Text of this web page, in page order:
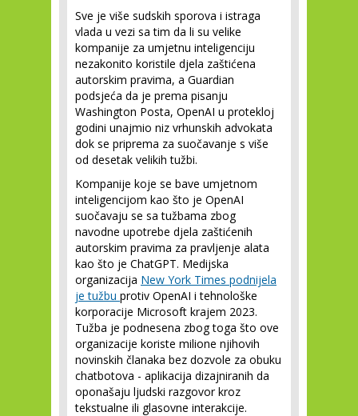
Sve je više sudskih sporova i istraga
vlada u vezi sa tim da li su velike
kompanije za umjetnu inteligenciju
nezakonito koristile djela zaštićena
autorskim pravima, a Guardian
podsjeća da je prema pisanju
Washington Posta, OpenAI u protekloj
godini unajmio niz vrhunskih advokata
dok se priprema za suočavanje s više
od desetak velikih tužbi.
Kompanije koje se bave umjetnom
inteligencijom kao što je OpenAI
suočavaju se sa tužbama zbog
navodne upotrebe djela zaštićenih
autorskim pravima za pravljenje alata
kao što je ChatGPT. Medijska
organizacija New York Times podnijela
je tužbu protiv OpenAI i tehnološke
korporacije Microsoft krajem 2023.
Tužba je podnesena zbog toga što ove
organizacije koriste milione njihovih
novinskih članaka bez dozvole za obuku
chatbotova - aplikacija dizajniranih da
oponašaju ljudski razgovor kroz
tekstualne ili glasovne interakcije​.